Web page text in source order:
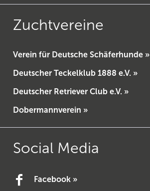
Zuchtvereine
Verein für Deutsche Schäferhunde »
Deutscher Teckelklub 1888 e.V. »
Deutscher Retriever Club e.V. »
Dobermannverein »
Social Media
Facebook »